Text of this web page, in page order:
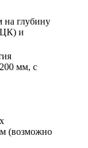
на глубину
и
мм, с
(возможно